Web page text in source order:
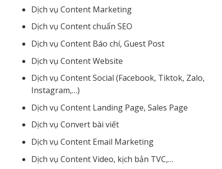
Dịch vụ Content Marketing
Dịch vụ Content chuẩn SEO
Dịch vụ Content Báo chí, Guest Post
Dịch vụ Content Website
Dịch vụ Content Social (Facebook, Tiktok, Zalo,
Instagram,…)
Dịch vụ Content Landing Page, Sales Page
Dịch vụ Convert bài viết
Dịch vụ Content Email Marketing
Dịch vụ Content Video, kịch bản TVC,…